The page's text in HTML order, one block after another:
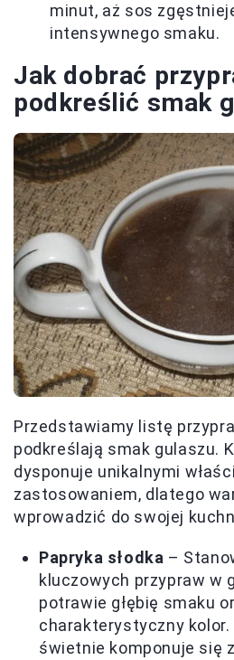
minut, aż sos
intensywnego smaku.
Jak dobrać
podkreślić smak
Przedstawiamy listę
podkreślają smak gulaszu.
dysponuje unikalnymi
zastosowaniem, dlatego
wprowadzić do swojej
Papryka słodka –
kluczowych przypraw w
potrawie głębię smaku
charakterystyczny kolor.
świetnie komponuje się